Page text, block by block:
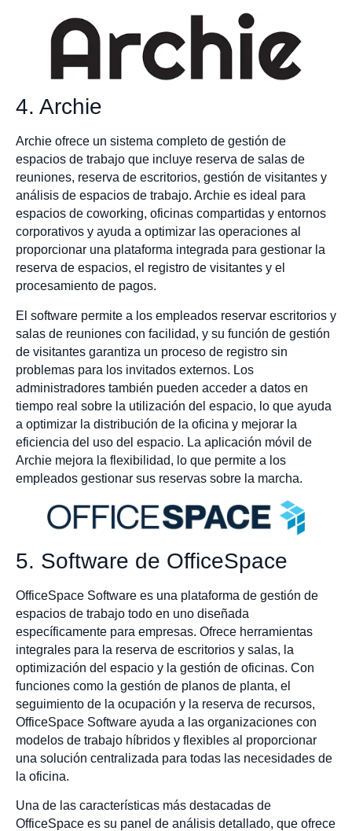
4. Archie
Archie ofrece un sistema completo de gestión de
espacios de trabajo que incluye reserva de salas de
reuniones, reserva de escritorios, gestión de visitantes y
análisis de espacios de trabajo. Archie es ideal para
espacios de coworking, oficinas compartidas y entornos
corporativos y ayuda a optimizar las operaciones al
proporcionar una plataforma integrada para gestionar la
reserva de espacios, el registro de visitantes y el
procesamiento de pagos.
El software permite a los empleados reservar escritorios y
salas de reuniones con facilidad, y su función de gestión
de visitantes garantiza un proceso de registro sin
problemas para los invitados externos. Los
administradores también pueden acceder a datos en
tiempo real sobre la utilización del espacio, lo que ayuda
a optimizar la distribución de la oficina y mejorar la
eficiencia del uso del espacio. La aplicación móvil de
Archie mejora la flexibilidad, lo que permite a los
empleados gestionar sus reservas sobre la marcha.
5. Software de OfficeSpace
OfficeSpace Software es una plataforma de gestión de
espacios de trabajo todo en uno diseñada
específicamente para empresas. Ofrece herramientas
integrales para la reserva de escritorios y salas, la
optimización del espacio y la gestión de oficinas. Con
funciones como la gestión de planos de planta, el
seguimiento de la ocupación y la reserva de recursos,
OfficeSpace Software ayuda a las organizaciones con
modelos de trabajo híbridos y flexibles al proporcionar
una solución centralizada para todas las necesidades de
la oficina.
Una de las características más destacadas de
OfficeSpace es su panel de análisis detallado, que ofrece